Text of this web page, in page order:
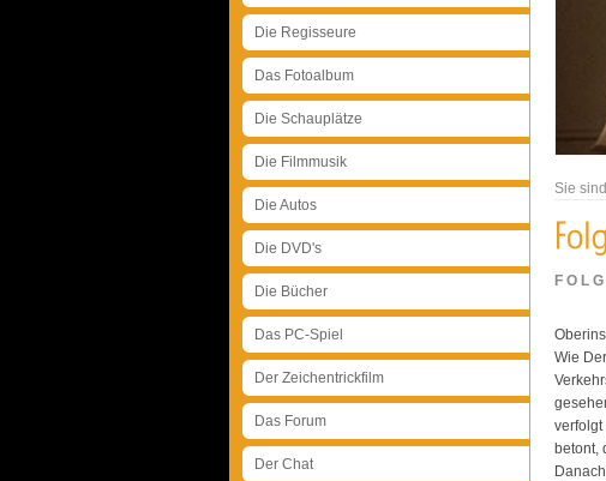
Die Regisseure
Das Fotoalbum
Die Schauplätze
Die Filmmusik
Die Autos
Die DVD's
Die Bücher
Das PC-Spiel
Der Zeichentrickfilm
Das Forum
Der Chat
Sie
Wie
verfolgt
betont,